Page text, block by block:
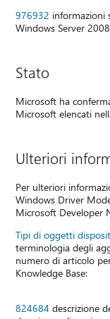
976932 informazioni
Windows Server
Stato
Microsoft ha
Microsoft elencati
Ulteriori
Per ulteriori
Windows Driver
Microsoft Developer
Tipi di oggetti
terminologia degli
numero di articolo
Knowledge Base:
824684 descrizione